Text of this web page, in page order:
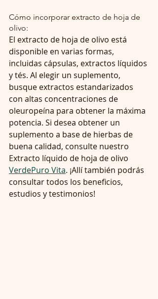
Cómo incorporar extracto de hoja de
olivo:
El extracto de hoja de olivo está
disponible en varias formas,
incluidas cápsulas, extractos líquidos
y tés. Al elegir un suplemento,
busque extractos estandarizados
con altas concentraciones de
oleuropeína para obtener la máxima
potencia. Si desea obtener un
suplemento a base de hierbas de
buena calidad, consulte nuestro
Extracto líquido de hoja de olivo
VerdePuro Vita. ¡Allí también podrás
consultar todos los beneficios,
estudios y testimonios!